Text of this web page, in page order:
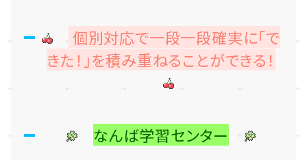
個別対応で一段一段確実に「で
きた！」を積み重ねることができる！
なんば学習センター